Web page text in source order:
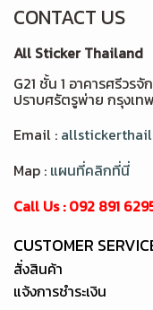
CONTACT US
All Sticker Thailand
G21 ชั้น 1 อาคารศรีวร
ปราบศรัตรูพ่าย กรุงเท
Email :
Map : แผนที่คลิกที่นี่
Call Us : 092 891
CUSTOMER
สั่งสินค้า
แจ้งการชำระเงิน